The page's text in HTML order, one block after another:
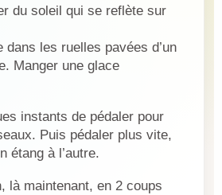
du soleil qui se reflète sur
dans les ruelles pavées d’un
Manger une glace
instants de pédaler pour
Puis pédaler plus vite,
étang à l’autre.
là maintenant, en 2 coups